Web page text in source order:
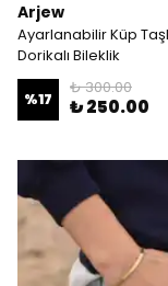
Arjew
Ayarlanabilir Küp
Dorikalı Bileklik
%17
₺ 300.00
₺ 250.00